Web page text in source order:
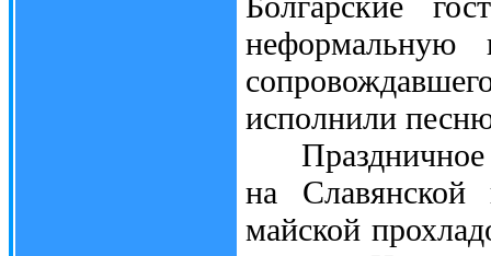
неформальную
исполнили
Праздничное
на
майской